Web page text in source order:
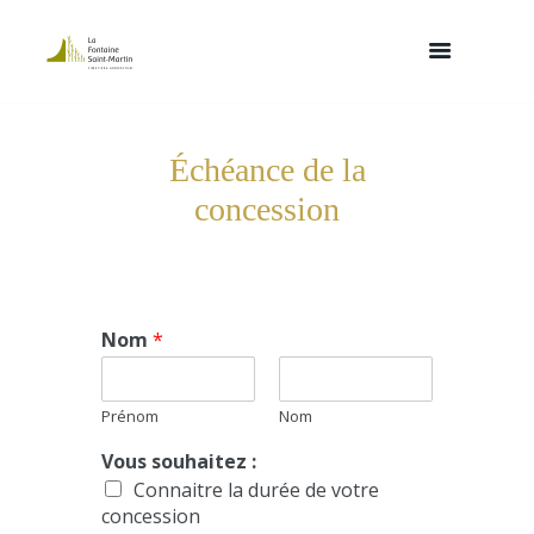
Échéance de la
concession
Nom *
Prénom Nom
Vous souhaitez :
Connaitre la durée de votre
concession